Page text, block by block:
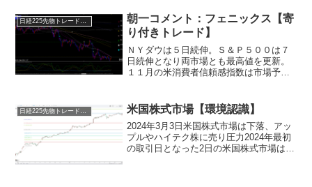
見通...
朝一コメント：フェニックス【寄
り付きトレード】
ＮＹダウは５日続伸。Ｓ＆Ｐ５００は７
日続伸となり両市場とも最高値を更新。
１１月の米消費者信頼感指数は市場予想
ているはずですが現時点ではそれを示す
経済指標は出ていません。...
米国株式市場【環境認識】
2024年3月3日米国株式市場は下落、アッ
プルやハイテク株に売り圧力2024年最初
の取引日となった2日の米国株式市場は、